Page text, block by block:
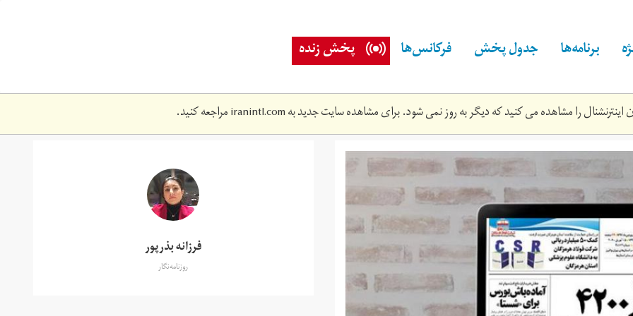
برنامه‌ها جدول پخش فرکانس‌ها پخش زنده
را مشاهده می کنید که دیگر به روز نمی شود. برای مشاهده سایت جدید بهiranintl.comمراجعه کنید.
فرزانه بذرپور
روزنامه‌نگار